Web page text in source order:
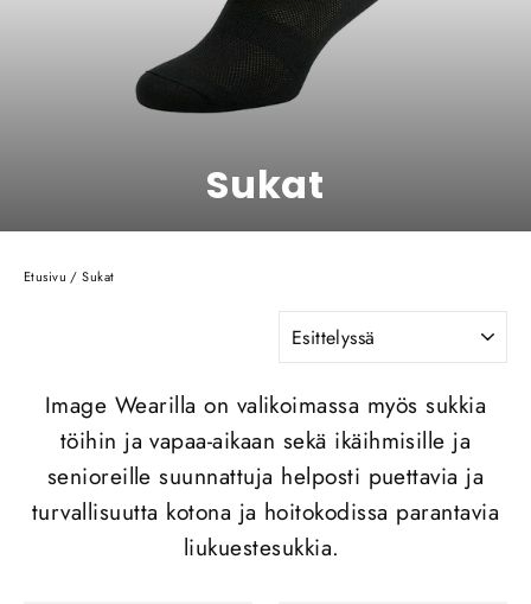
Sukat
Etusivu / Sukat
JÄRJESTÄ
Image Wearilla on valikoimassa myös sukkia
töihin ja vapaa-aikaan sekä ikäihmisille ja
senioreille suunnattuja helposti puettavia ja
turvallisuutta kotona ja hoitokodissa parantavia
liukuestesukkia.